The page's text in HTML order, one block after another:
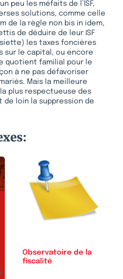
peu les méfaits de l’ISF,
solutions, comme celle
de la règle non bis in idem,
de déduire de leur ISF
les taxes foncières
sur le capital, ou encore
quotient familial pour le
à ne pas défavoriser
Mais la meilleure
plus respectueuse des
de loin la suppression de
Observatoire de la
fiscalité